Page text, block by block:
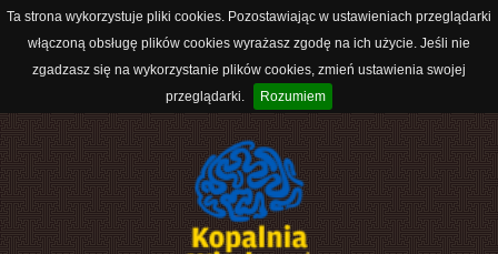
Ta strona wykorzystuje pliki cookies. Pozostawiając w ustawieniach przeglądarki
włączoną obsługę plików cookies wyrażasz zgodę na ich użycie. Jeśli nie
zgadzasz się na wykorzystanie plików cookies, zmień ustawienia swojej
przeglądarki.
Rozumiem